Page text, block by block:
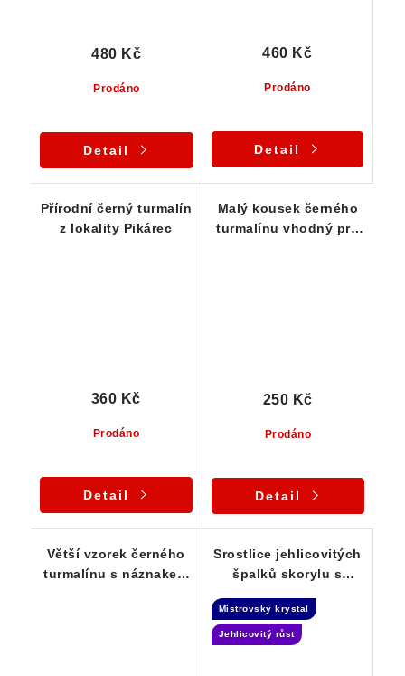
Prodáno
480 Kč
Detail
Prodáno
460 Kč
Detail
Přírodní černý turmalín
z lokality Pikárec
Prodáno
360 Kč
Detail
Malý kousek černého
turmalínu vhodný pro
Prodáno
250 Kč
Detail
Větší vzorek černého
turmalínu s náznakem
Srostlice jehlicovitých
špalků skorylu s
Samoléčitel
Mistrovský krystal
Jehlicovitý růst